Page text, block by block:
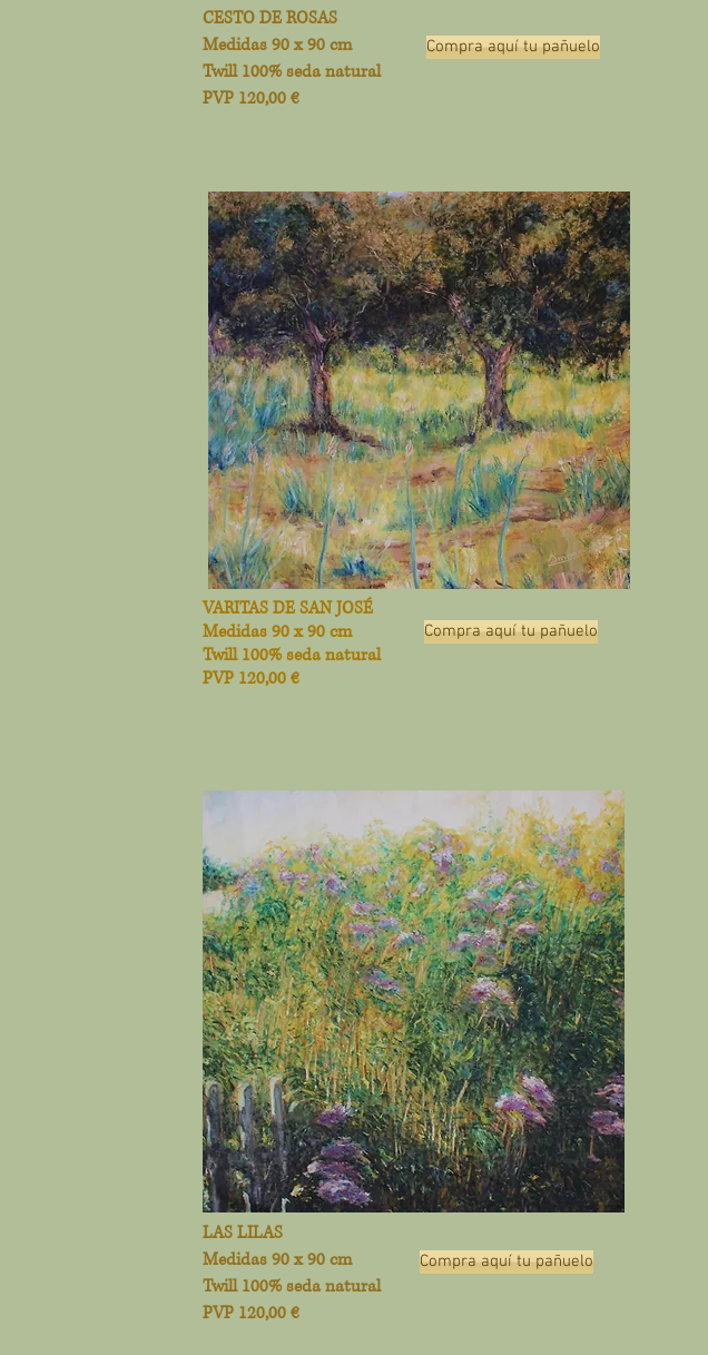
CESTO DE ROSAS
Medidas 90 x 90 cm
Twill 100% seda natural
PVP 120,00 €
Compra aquí tu pañuelo
VARITAS DE SAN JOSÉ
Medidas 90 x 90 cm
Twill 100% seda natural
PVP 120,00 €
Compra aquí tu pañuelo
LAS LILAS
Medidas 90 x 90 cm
Twill 100% seda natural
PVP 120,00 €
Compra aquí tu pañuelo